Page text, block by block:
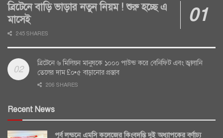
ব্রিটেনে বাড়ি ভাড়ার নতুন নিয়ম ! শুরু হচ্ছে এ
মাসেই
245 SHARES
ব্রিটেনে ৬ মিলিয়ন মানুষকে ১০০০ পাউন্ড করে বেনিফিট এবং জ্বালানি
তেলের দাম £০•৫ বাড়ানোর প্রস্তাব
206 SHARES
Recent News
পূর্ব লন্ডনে এমসি কলেজের কিংবদন্তি দুই অধ্যাপকের বর্ণাঢ্য